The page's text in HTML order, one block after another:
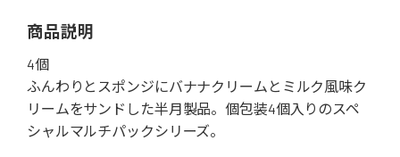
商品説明
4個
ふんわりとスポンジにバナナクリームとミルク風味ク
リームをサンドした半月製品。個包装4個入りのスペ
シャルマルチパックシリーズ。